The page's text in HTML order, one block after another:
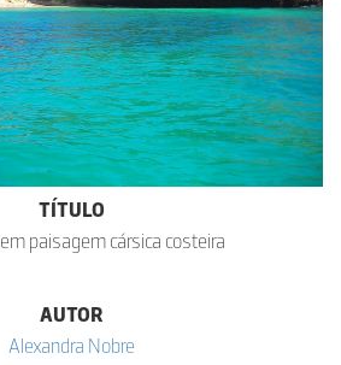
TÍTULO
paisagem cársica costeira
AUTOR
Alexandra Nobre